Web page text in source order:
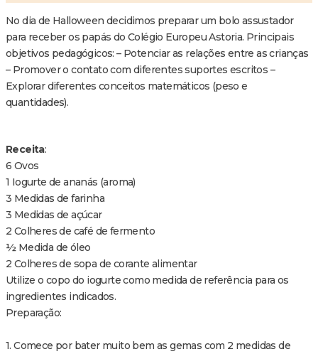
No dia de Halloween decidimos preparar um bolo assustador
para receber os papás do Colégio Europeu Astoria. Principais
objetivos pedagógicos: – Potenciar as relações entre as crianças
– Promover o contato com diferentes suportes escritos –
Explorar diferentes conceitos matemáticos (peso e
quantidades).
Receita:
6 Ovos
1 Iogurte de ananás (aroma)
3 Medidas de farinha
3 Medidas de açúcar
2 Colheres de café de fermento
½ Medida de óleo
2 Colheres de sopa de corante alimentar
Utilize o copo do iogurte como medida de referência para os
ingredientes indicados.
Preparação:
1. Comece por bater muito bem as gemas com 2 medidas de